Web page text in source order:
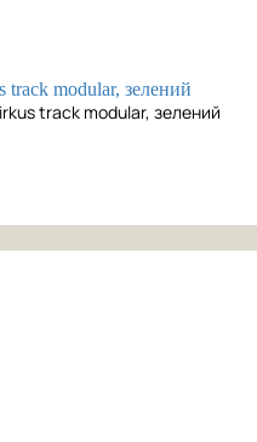
track modular, зелений